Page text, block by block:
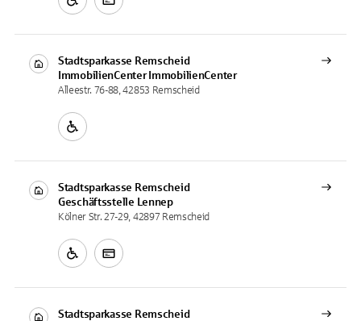
Stadtsparkasse Remscheid
ImmobilienCenter ImmobilienCenter
Alleestr. 76-88, 42853 Remscheid
Stadtsparkasse Remscheid
Geschäftsstelle
Lennep
Kölner Str. 27-29, 42897 Remscheid
Stadtsparkasse Remscheid